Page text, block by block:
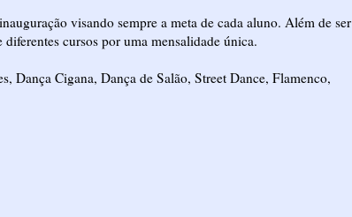
visando sempre a meta de cada aluno. Além de ser
cursos por uma mensalidade única.
Dança Cigana, Dança de Salão, Street Dance, Flamenco,